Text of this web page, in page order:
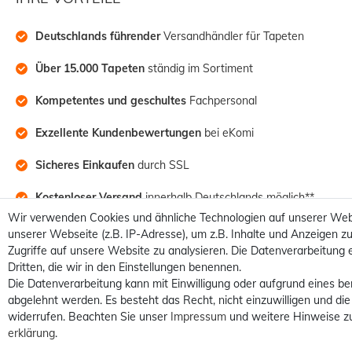
Deutschlands führender Versandhändler für Tapeten
Über 15.000 Tapeten ständig im Sortiment
Kompetentes und geschultes Fachpersonal
Exzellente Kundenbewertungen bei eKomi
Sicheres Einkaufen durch SSL
Kostenloser Versand innerhalb Deutschlands möglich**
Wir verwenden Cookies und ähnliche Technologien auf unserer
unserer Webseite (z.B. IP-Adresse), um z.B. Inhalte und Anzeigen
Zugriffe auf unsere Website zu analysieren. Die
Dritten, die wir in den Einstellungen benennen.
Die Datenverarbeitung kann mit Einwilligung oder aufgrund eines
abgelehnt werden. Es besteht das Recht, nicht einzuwilligen und
widerrufen. Beachten Sie unser Impressum und weitere Hinweise
erklärung.